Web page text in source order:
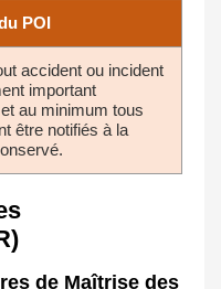
POI
accident ou incident
important
au minimum tous
être notifiés à la
de Maîtrise des